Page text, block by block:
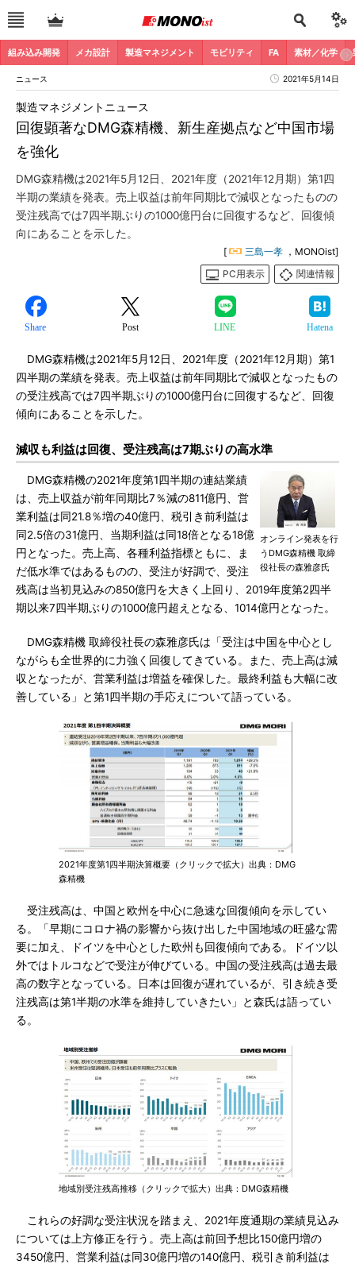
組み込み開発 メカ設計 製造マネジメント モビリティ FA 素材／化学
ニュース 2021年5月14日
回復顕著なDMG森精機、新生産拠点など中国市場
を強化
製造マネジメントニュース
DMG森精機は2021年5月12日、2021年度（2021年12月期）第1四
半期の業績を発表。売上収益は前年同期比で減収となったものの
受注残高では7四半期ぶりの1000億円台に回復するなど、回復傾
向にあることを示した。
[ 三島一孝 ，MONOist]
PC用表示
関連情報
Share Post LINE Hatena
DMG森精機は2021年5月12日、2021年度（2021年12月期）第1
四半期の業績を発表。売上収益は前年同期比で減収となったもの
の受注残高では7四半期ぶりの1000億円台に回復するなど、回復
傾向にあることを示した。
減収も利益は回復、受注残高は7期ぶりの高水準
オンライン発表を行
うDMG森精機 取締
役社長の森雅彦氏
DMG森精機の2021年度第1四半期の連結業績
は、売上収益が前年同期比7％減の811億円、営
業利益は同21.8％増の40億円、税引き前利益は
同2.5倍の31億円、当期利益は同18倍となる18億
円となった。売上高、各種利益指標ともに、ま
だ低水準ではあるものの、受注が好調で、受注
残高は当初見込みの850億円を大きく上回り、2019年度第2四半
期以来7四半期ぶりの1000億円超えとなる、1014億円となった。
DMG森精機 取締役社長の森雅彦氏は「受注は中国を中心とし
ながらも全世界的に力強く回復してきている。また、売上高は減
収となったが、営業利益は増益を確保した。最終利益も大幅に改
善している」と第1四半期の手応えについて語っている。
2021年度第1四半期決算概要（クリックで拡大）出典：DMG
森精機
受注残高は、中国と欧州を中心に急速な回復傾向を示してい
る。「早期にコロナ禍の影響から抜け出した中国地域の旺盛な需
要に加え、ドイツを中心とした欧州も回復傾向である。ドイツ以
外ではトルコなどで受注が伸びている。中国の受注残高は過去最
高の数字となっている。日本は回復が遅れているが、引き続き受
注残高は第1半期の水準を維持していきたい」と森氏は語ってい
る。
地域別受注残高推移（クリックで拡大）出典：DMG森精機
これらの好調な受注状況を踏まえ、2021年度通期の業績見込み
については上方修正を行う。売上高は前回予想比150億円増の
3450億円、営業利益は同30億円増の140億円、税引き前利益は